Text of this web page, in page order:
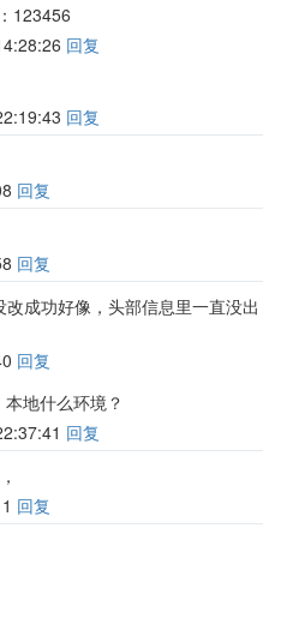
：123456
回复
回复
回复
回复
改成功好像，头部信息里一直没出
回复
本地什么环境？
回复
回复